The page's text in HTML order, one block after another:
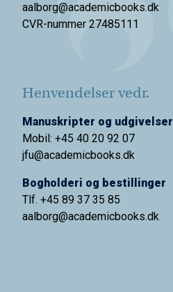
aalborg@academicbooks.dk
CVR-nummer 27485111
Henvendelser vedr.
Manuskripter og udgivelser
Mobil: +45 40 20 92 07
jfu@academicbooks.dk
Bogholderi og bestillinger
Tlf. +45 89 37 35 85
aalborg@academicbooks.dk